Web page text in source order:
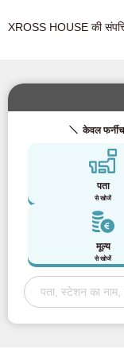
XROSS HOUSE की
केवल
पता
से खोजें
मूल्य
से खोजें